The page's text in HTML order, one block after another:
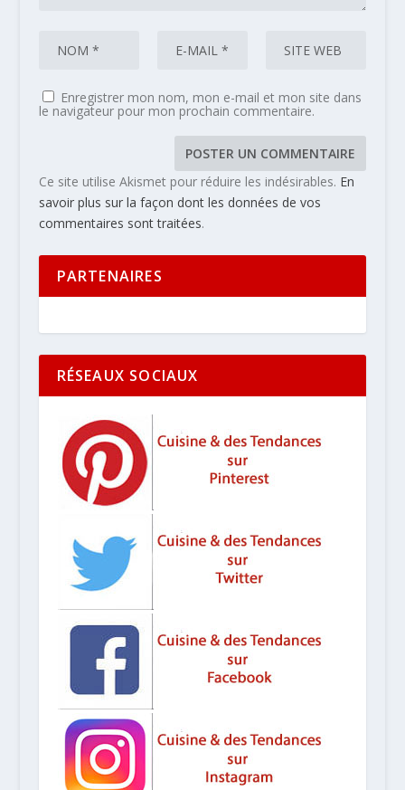
Enregistrer mon nom, mon e-mail et mon site dans
le navigateur pour mon prochain commentaire.
Ce site utilise Akismet pour réduire les indésirables. En
savoir plus sur la façon dont les données de vos
commentaires sont traitées.
PARTENAIRES
RÉSEAUX SOCIAUX